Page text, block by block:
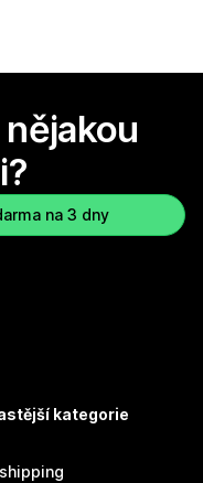
na 3 dny
kategorie